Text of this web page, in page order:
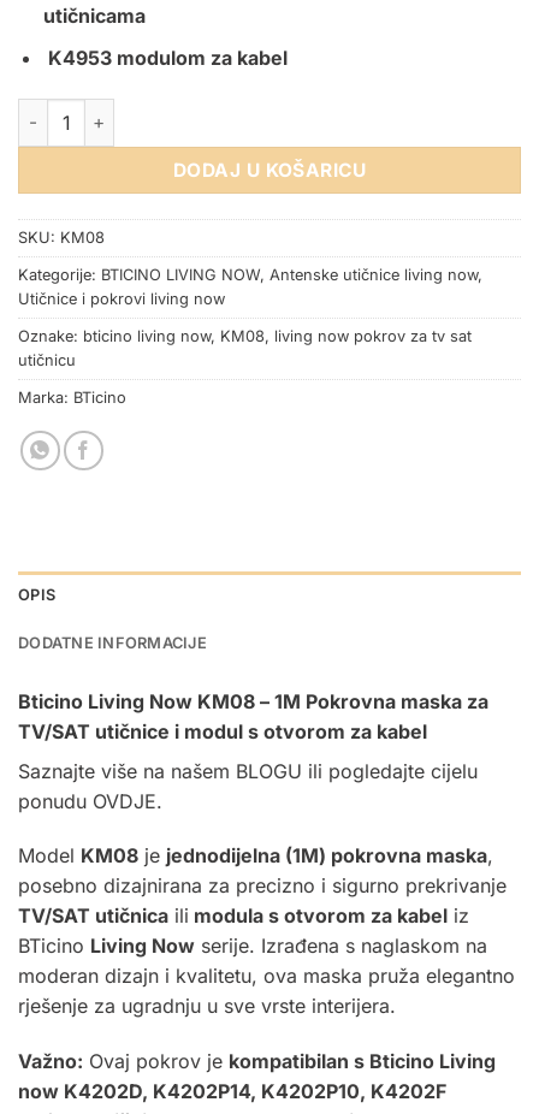
utičnicama
K4953 modulom za kabel
POKROV ZA TV UTIČNICU 1M PIJESAK BTICINO LIVING NOW
DODAJ U KOŠARICU
SKU: KM08
Kategorije: BTICINO LIVING NOW, Antenske utičnice living now,
Utičnice i pokrovi living now
Oznake: bticino living now, KM08, living now pokrov za tv sat
utičnicu
Marka: BTicino
OPIS
DODATNE INFORMACIJE
Bticino Living Now KM08 – 1M Pokrovna maska za
TV/SAT utičnice i modul s otvorom za kabel
Saznajte više na našem BLOGU ili pogledajte cijelu
ponudu OVDJE.
Model KM08 je jednodijelna (1M) pokrovna maska,
posebno dizajnirana za precizno i sigurno prekrivanje
TV/SAT utičnica ili modula s otvorom za kabel iz
BTicino Living Now serije. Izrađena s naglaskom na
moderan dizajn i kvalitetu, ova maska pruža elegantno
rješenje za ugradnju u sve vrste interijera.
Važno: Ovaj pokrov je kompatibilan s Bticino Living
now K4202D, K4202P14, K4202P10, K4202F